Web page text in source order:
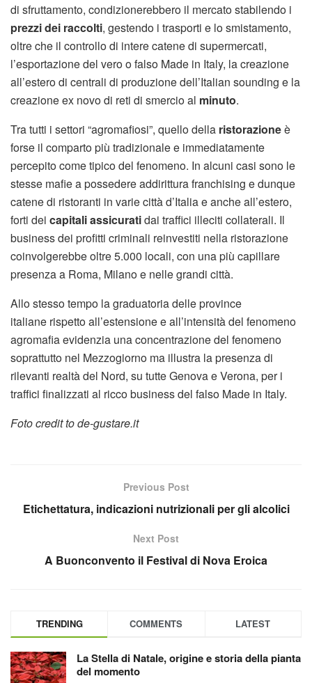
di sfruttamento, condizionerebbero il mercato stabilendo i
prezzi dei raccolti, gestendo i trasporti e lo smistamento,
oltre che il controllo di intere catene di supermercati,
l’esportazione del vero o falso Made in Italy, la creazione
all’estero di centrali di produzione dell’Italian sounding e la
creazione ex novo di reti di smercio al minuto.
Tra tutti i settori “agromafiosi”, quello della ristorazioneè
forse il comparto più tradizionale e immediatamente
percepito come tipico del fenomeno. In alcuni casi sono le
stesse mafie a possedere addirittura franchising e dunque
catene di ristoranti in varie città d’Italia e anche all’estero,
forti dei capitali assicuratidai traffici illeciti collaterali. Il
business dei profitti criminali reinvestiti nella ristorazione
coinvolgerebbe oltre 5.000 locali, con una più capillare
presenza a Roma, Milano e nelle grandi città.
Allo stesso tempo la graduatoria delle province
italiane rispetto all’estensione e all’intensità del fenomeno
agromafia evidenzia una concentrazione del fenomeno
soprattutto nel Mezzogiorno ma illustra la presenza di
rilevanti realtà del Nord, su tutte Genova e Verona, per i
traffici finalizzati al ricco business del falso Made in Italy.
Foto credit to de-gustare.it
Previous Post
Etichettatura, indicazioni nutrizionali per gli alcolici
Next Post
A Buonconvento il Festival di Nova Eroica
TRENDING COMMENTS LATEST
La Stella di Natale, origine e storia della pianta
del momento